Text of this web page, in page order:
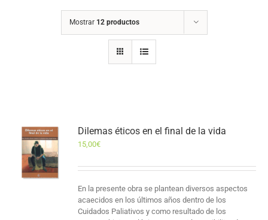
Mostrar 12 productos
Dilemas éticos en el final de la vida
15,00€
En la presente obra se plantean diversos aspectos
acaecidos en los últimos años dentro de los
Cuidados Paliativos y como resultado de los